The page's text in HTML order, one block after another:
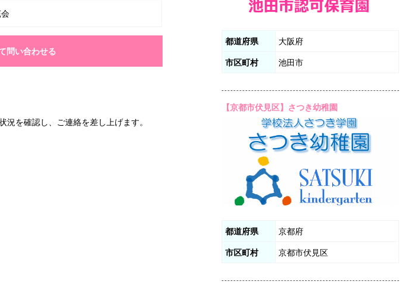
問い合わせる
を確認し、ご連絡を差し上げます。
都道府県 大阪府
市区町村 池田市
【京都市伏見区】さつき幼稚園
都道府県 京都府
市区町村 京都市伏見区